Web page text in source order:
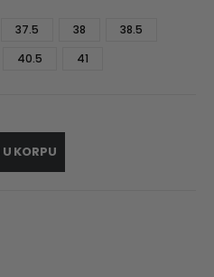
37.5 38
38.5
40.5 41
KORPU